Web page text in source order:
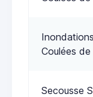
Coulées de
Secousse